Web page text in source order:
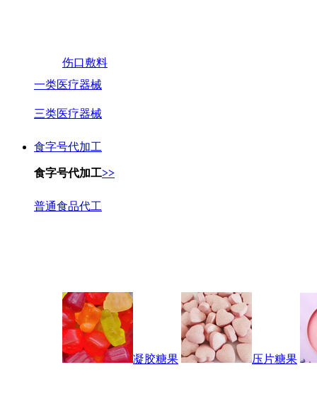
伤口敷料
一类医疗器械
三类医疗器械
食字号代加工
食字号代加工>>
普通食品代工
凝胶糖果 压片糖果